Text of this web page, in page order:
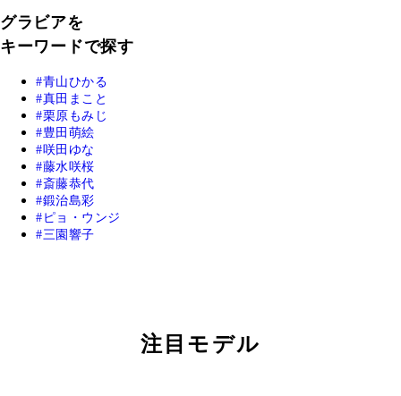
グラビアを
キーワードで探す
青山ひかる
真田まこと
栗原もみじ
豊田萌絵
咲田ゆな
藤水咲桜
斎藤恭代
鍛治島彩
ピョ・ウンジ
三園響子
注目モデル